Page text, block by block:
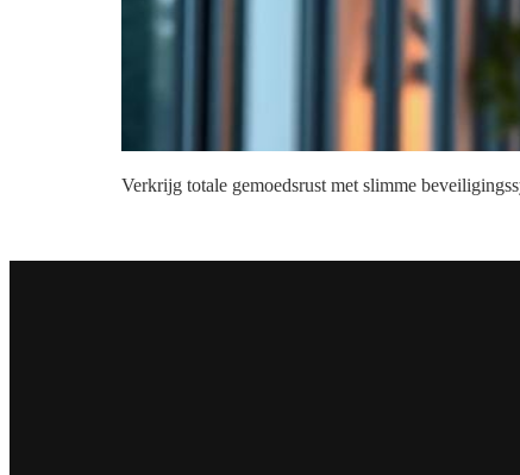
Verkrijg totale gemoedsrust met slimme